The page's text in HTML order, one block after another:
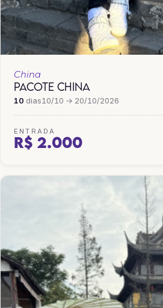
China
PACOTE CHINA
10 dias10/10 → 20/10/2026
ENTRADA
R$ 2.000